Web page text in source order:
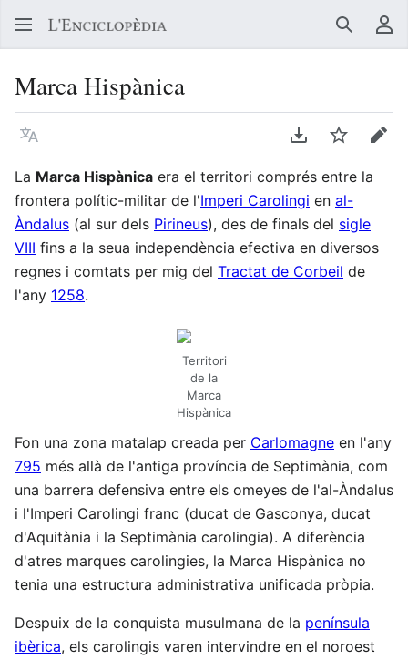
Buscar
Marca Hispànica
Llegir en un atre idioma Descarregar en
Vigilar
La Marca Hispànica era el territori comprés entre la
frontera polític-militar de l'Imperi Carolingi en al-
Àndalus (al sur dels Pirineus), des de finals del sigle
VIII fins a la seua independència efectiva en diversos
regnes i comtats per mig del Tractat de Corbeil de
l'any 1258.
Territori
de la
Marca
Hispànica
Fon una zona matalap creada per Carlomagne en l'any
795 més allà de l'antiga província de Septimània, com
una barrera defensiva entre els omeyes de l'al-Àndalus
i l'Imperi Carolingi franc (ducat de Gasconya, ducat
d'Aquitània i la Septimània carolingia). A diferència
d'atres marques carolingies, la Marca Hispànica no
tenia una estructura administrativa unificada pròpia.
Despuix de la conquista musulmana de la península
ibèrica, els carolingis varen intervindre en el noroest